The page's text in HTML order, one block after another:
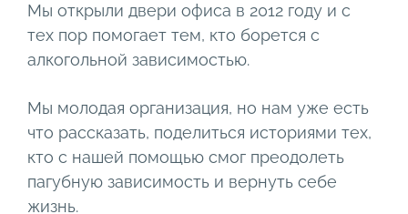
Мы открыли двери офиса в 2012 году и с
тех пор помогает тем, кто борется с
алкогольной зависимостью.
Мы молодая организация, но нам уже есть
что рассказать, поделиться историями тех,
кто с нашей помощью смог преодолеть
пагубную зависимость и вернуть себе
жизнь.